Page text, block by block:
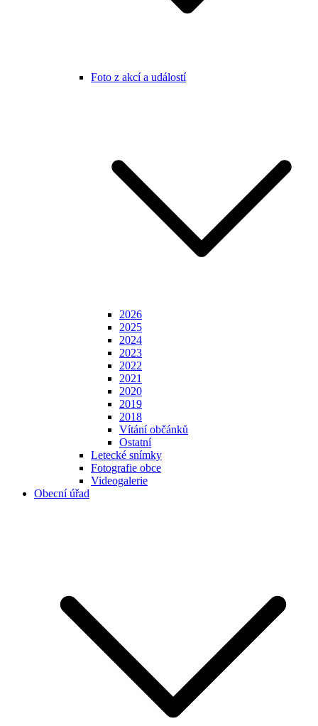
Foto z akcí a událostí
2026
2025
2024
2023
2022
2021
2020
2019
2018
Vítání občánků
Ostatní
Letecké snímky
Fotografie obce
Videogalerie
Obecní úřad